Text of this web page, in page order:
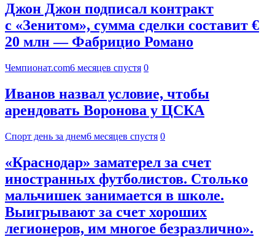
Джон Джон подписал контракт
с «Зенитом», сумма сделки составит €
20 млн — Фабрицио Романо
Чемпионат.com6 месяцев спустя 0
Иванов назвал условие, чтобы
арендовать Воронова у ЦСКА
Спорт день за днем6 месяцев спустя 0
«Краснодар» заматерел за счет
иностранных футболистов. Столько
мальчишек занимается в школе.
Выигрывают за счет хороших
легионеров, им многое безразлично».